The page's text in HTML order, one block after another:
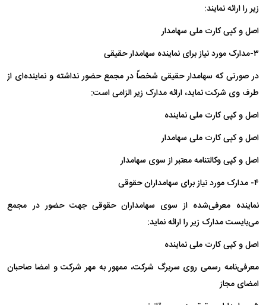
زیر را ارائه نمایند:
اصل و کپی کارت ملی سهامدار
۳-مدارک مورد نیاز برای نماینده سهامدار حقیقی
در صورتی که سهامدار حقیقی شخصاً در مجمع حضور نداشته و نماینده‌ای از
طرف وی شرکت نماید، ارائه مدارک زیر الزامی است:
اصل و کپی کارت ملی نماینده
اصل و کپی کارت ملی سهامدار
اصل و کپی وکالتنامه معتبر از سوی سهامدار
۴- مدارک مورد نیاز برای سهامداران حقوقی
نماینده معرفی‌شده از سوی سهامداران حقوقی جهت حضور در مجمع
می‌بایست مدارک زیر را ارائه نماید:
اصل و کپی کارت ملی نماینده
معرفی‌نامه رسمی روی سربرگ شرکت، ممهور به مهر شرکت و امضا صاحبان
امضای مجاز